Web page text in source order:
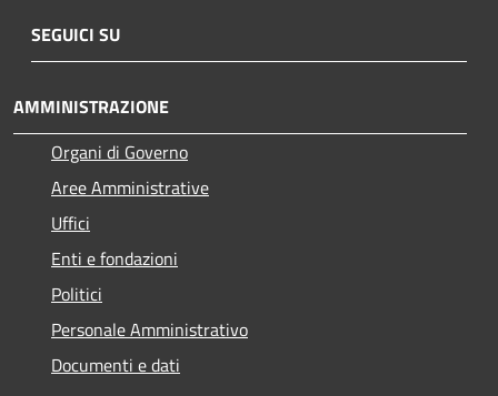
SEGUICI SU
AMMINISTRAZIONE
Organi di Governo
Aree Amministrative
Uffici
Enti e fondazioni
Politici
Personale Amministrativo
Documenti e dati